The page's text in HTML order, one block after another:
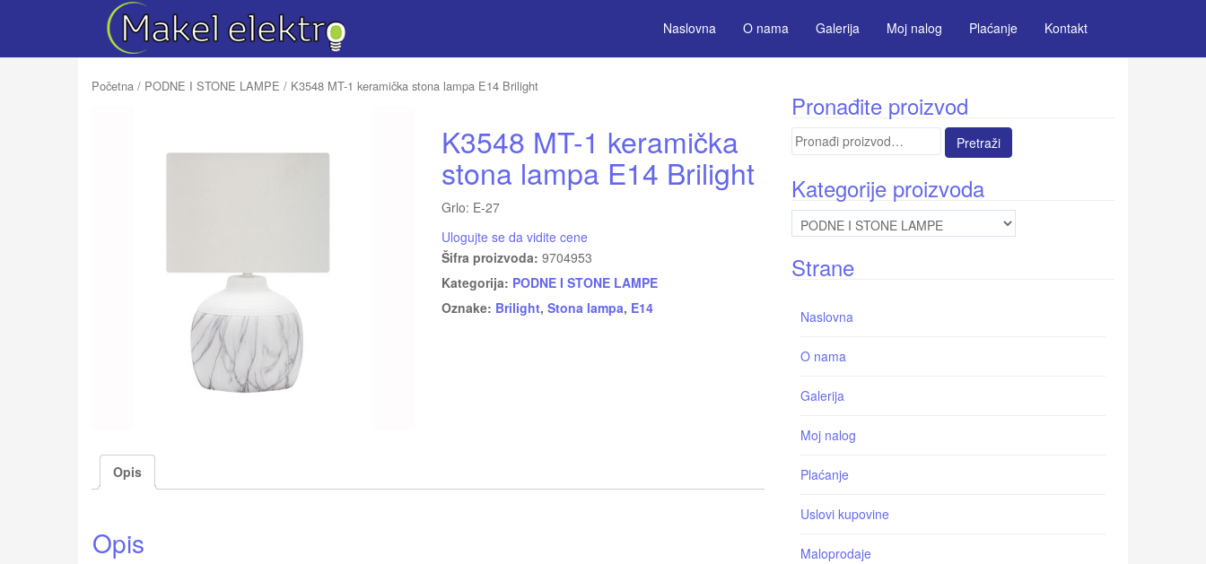
Naslovna O nama Galerija Moj nalog Plaćanje Kontakt
Početna / PODNE I STONE LAMPE / K3548 MT-1 keramička stona lampa E14 Brilight
K3548 MT-1 keramička
stona lampa E14 Brilight
Grlo: E-27
Ulogujte se da vidite cene
Šifra proizvoda: 9704953
Kategorija: PODNE I STONE LAMPE
Oznake: Brilight, Stona lampa, E14
Opis
Opis
Pronađite proizvod
Pretraga
Kategorije proizvoda
Strane
Naslovna
O nama
Galerija
Moj nalog
Plaćanje
Uslovi kupovine
Maloprodaje